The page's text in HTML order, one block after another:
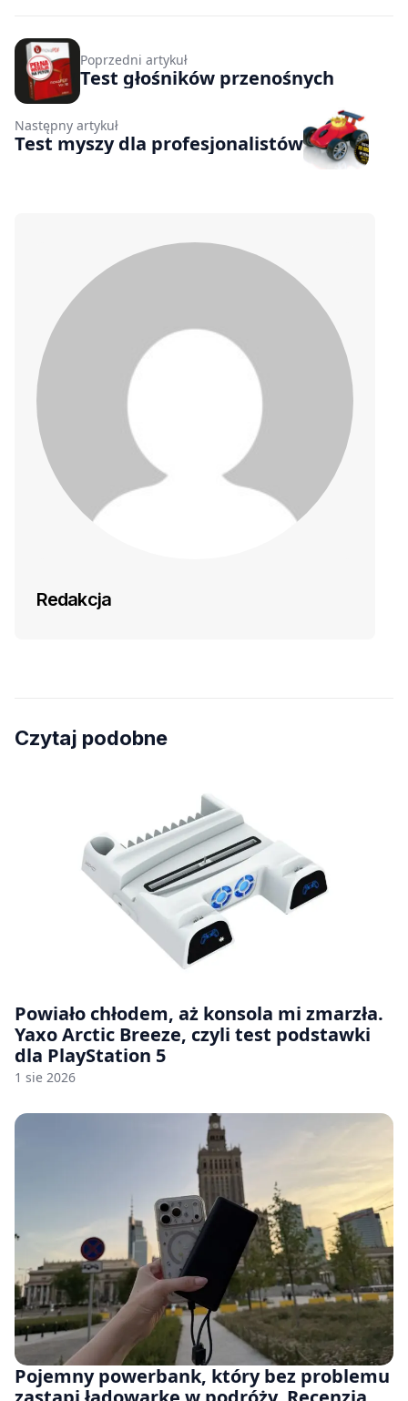
Poprzedni artykuł
Test głośników przenośnych
Następny artykuł
Test myszy dla profesjonalistów
Redakcja
Czytaj podobne
Powiało chłodem, aż konsola mi zmarzła.
Yaxo Arctic Breeze, czyli test podstawki
dla PlayStation 5
1 sie 2026
Pojemny powerbank, który bez problemu